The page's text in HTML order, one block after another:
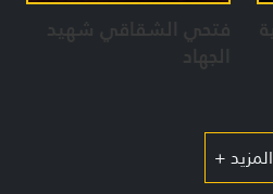
فتحي الشقاقي شهيد
الجهاد
المزيد +